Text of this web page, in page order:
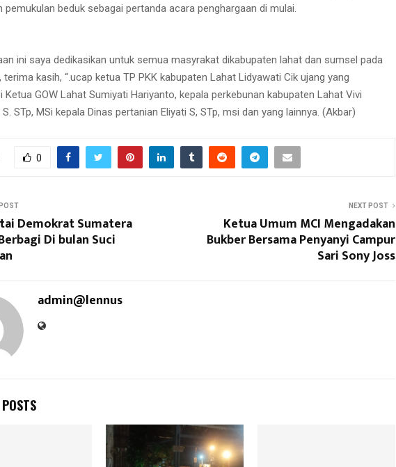
pemukulan beduk sebagai pertanda acara penghargaan di mulai.
ini saya dedikasikan untuk semua masyrakat dikabupaten lahat dan sumsel pada
terima kasih, “.ucap ketua TP PKK kabupaten Lahat Lidyawati Cik ujang yang
Ketua GOW Lahat Sumiyati Hariyanto, kepala perkebunan kabupaten Lahat Vivi
STp, MSi kepala Dinas pertanian Eliyati S, STp, msi dan yang lainnya. (Akbar)
0
Demokrat Sumatera
Di bulan Suci
NEXT POST
Ketua Umum MCI Mengadakan
Bukber Bersama Penyanyi Campur
Sari Sony Joss
admin@lennus